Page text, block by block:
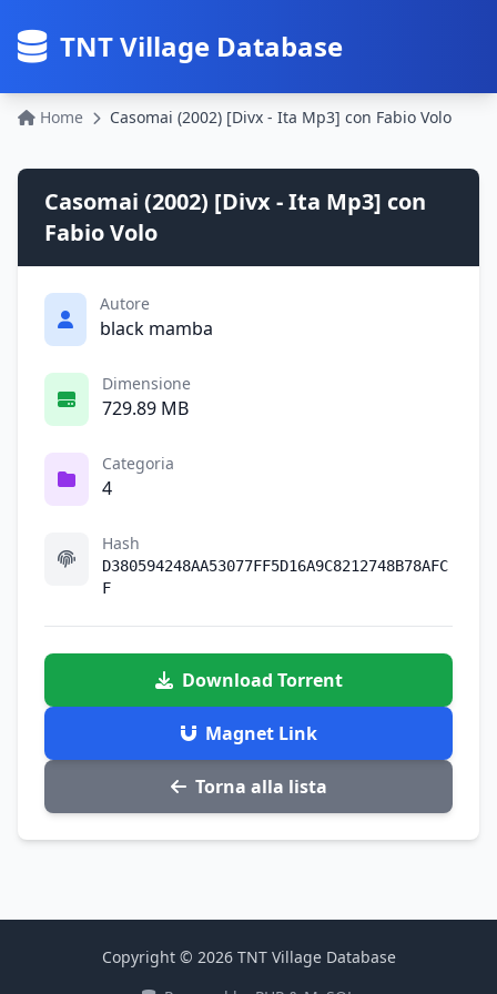
TNT Village Database
Home Casomai (2002) [Divx - Ita Mp3] con Fabio Volo
Casomai (2002) [Divx - Ita Mp3] con
Fabio Volo
Autore
black mamba
Dimensione
729.89 MB
Categoria
4
Hash
D380594248AA53077FF5D16A9C8212748B78AFC
F
Download Torrent
Magnet Link
Torna alla lista
Copyright © 2026 TNT Village Database